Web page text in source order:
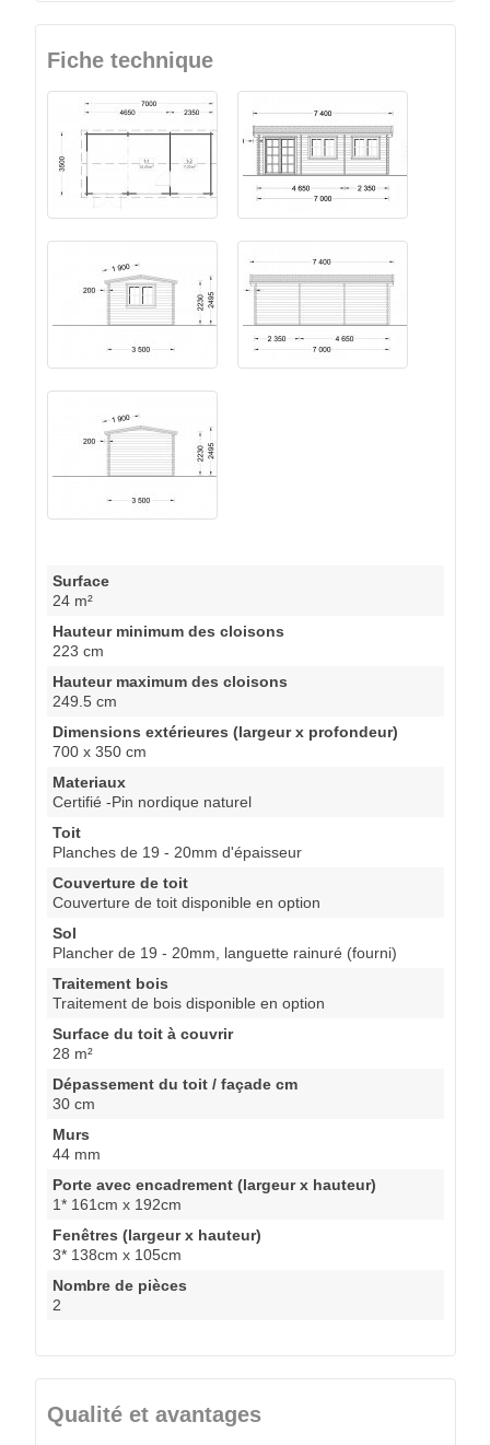
Fiche technique
Surface
24 m²
Hauteur minimum des cloisons
223 cm
Hauteur maximum des cloisons
249.5 cm
Dimensions extérieures (largeur x profondeur)
700 x 350 cm
Materiaux
Certifié -Pin nordique naturel
Toit
Planches de 19 - 20mm d'épaisseur
Couverture de toit
Couverture de toit disponible en option
Sol
Plancher de 19 - 20mm, languette rainuré (fourni)
Traitement bois
Traitement de bois disponible en option
Surface du toit à couvrir
28 m²
Dépassement du toit / façade cm
30 cm
Murs
44 mm
Porte avec encadrement (largeur x hauteur)
1* 161cm x 192cm
Fenêtres (largeur x hauteur)
3* 138cm x 105cm
Nombre de pièces
2
Qualité et avantages